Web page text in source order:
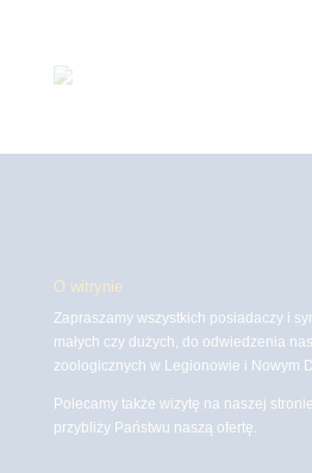
O witrynie
Zapraszamy wszystkich posiadaczy i
małych czy dużych, do odwiedzenia
zoologicznych w Legionowie i Nowym
Polecamy także wizytę na naszej
przybliży Państwu naszą ofertę.